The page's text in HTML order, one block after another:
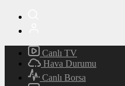
Canlı TV
Hava Durumu
Canlı Borsa